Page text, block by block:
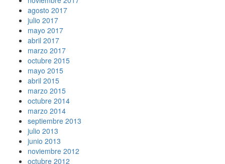
agosto 2017
julio 2017
mayo 2017
abril 2017
marzo 2017
octubre 2015
mayo 2015
abril 2015
marzo 2015
octubre 2014
marzo 2014
septiembre 2013
julio 2013
junio 2013
noviembre 2012
octubre 2012